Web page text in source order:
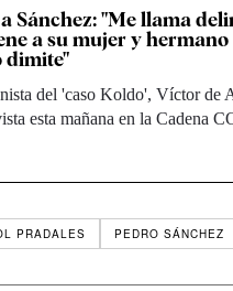
Sánchez: "Me llama
a su mujer y hermano
dimite"
del 'caso Koldo', Víctor de
esta mañana en la Cadena
PRADALES PEDRO SÁNCHEZ